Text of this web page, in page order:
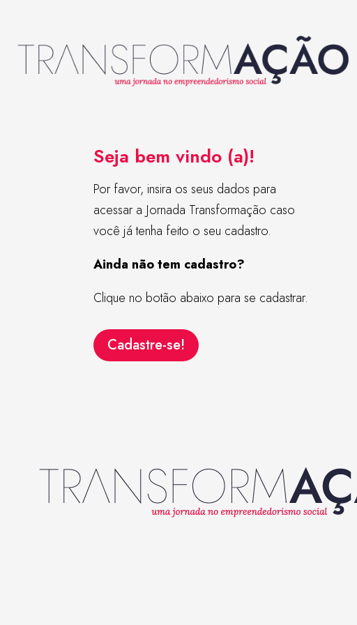
Seja bem vindo (a)!
Por favor, insira os seus dados para
acessar a Jornada Transformação caso
você já tenha feito o seu cadastro.
Ainda não tem cadastro?
Clique no botão abaixo para se cadastrar.
Cadastre-se!